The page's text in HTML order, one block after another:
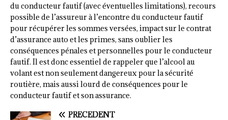
du conducteur fautif (avec éventuelles limitations), recours
possible de l’assureur à l’encontre du conducteur fautif
pour récupérer les sommes versées, impact sur le contrat
d’assurance auto et les primes, sans oublier les
conséquences pénales et personnelles pour le conducteur
fautif. Il est donc essentiel de rappeler que l’alcool au
volant est non seulement dangereux pour la sécurité
routière, mais aussi lourd de conséquences pour le
conducteur fautif et son assurance.
PRÉCÉDENT